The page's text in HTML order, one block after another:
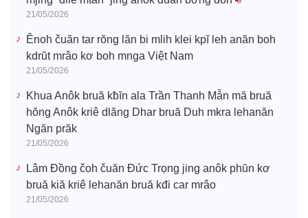
21/05/2026
Ênoh čuăn tar rŏng lăn bi mlih klei kpĭ leh anăn boh
kdrŭt mrâo kơ boh mnga Việt Nam
21/05/2026
Khua Anôk bruă kƀĭn ala Trần Thanh Mẫn mă bruă
hŏng Anôk kriê dlăng Dhar bruă Duh mkra lehanăn
Ngăn prăk
21/05/2026
Lâm Đồng čoh čuăn Đức Trọng jing anôk phŭn kơ
bruă kiă kriê lehanăn bruă kđi car mrâo
21/05/2026